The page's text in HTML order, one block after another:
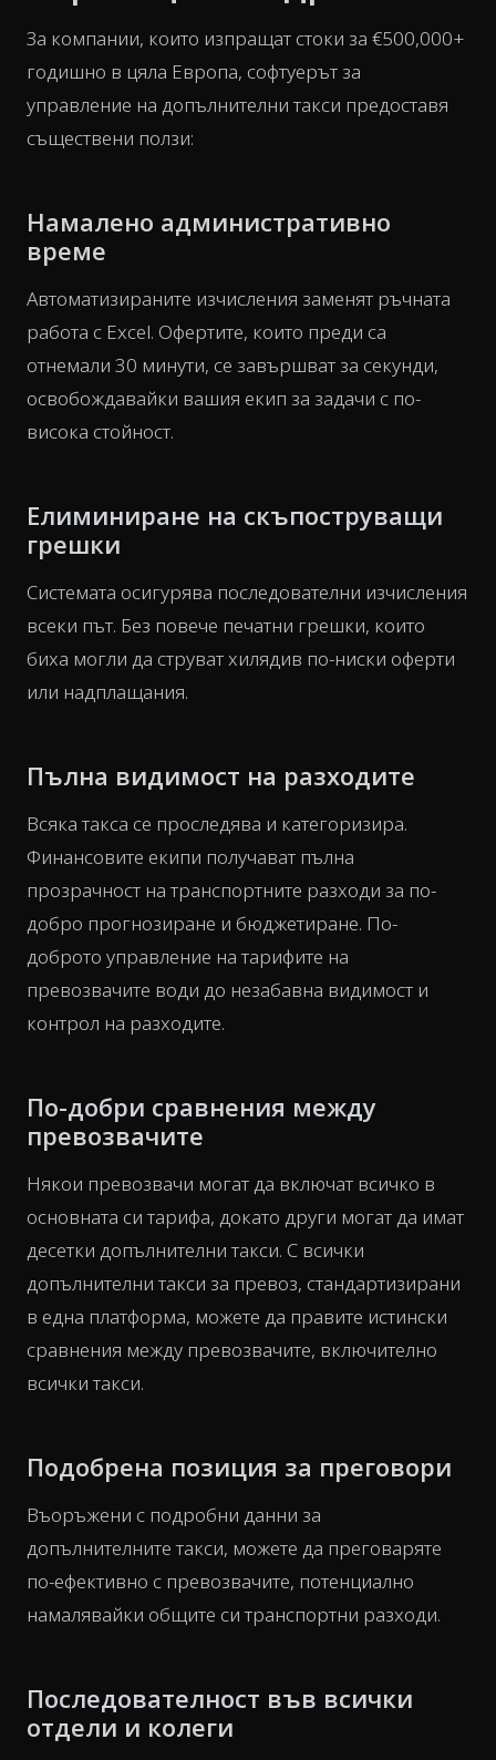
За компании, които изпращат стоки за €500,000+
годишно в цяла Европа, софтуерът за
управление на допълнителни такси предоставя
съществени ползи:
Намалено административно
време
Автоматизираните изчисления заменят ръчната
работа с Excel. Офертите, които преди са
отнемали 30 минути, се завършват за секунди,
освобождавайки вашия екип за задачи с по-
висока стойност.
Елиминиране на скъпоструващи
грешки
Системата осигурява последователни изчисления
всеки път. Без повече печатни грешки, които
биха могли да струват хилядив по-ниски оферти
или надплащания.
Пълна видимост на разходите
Всяка такса се проследява и категоризира.
Финансовите екипи получават пълна
прозрачност на транспортните разходи за по-
добро прогнозиране и бюджетиране. По-
доброто управление на тарифите на
превозвачите води до незабавна видимост и
контрол на разходите.
По-добри сравнения между
превозвачите
Някои превозвачи могат да включат всичко в
основната си тарифа, докато други могат да имат
десетки допълнителни такси. С всички
допълнителни такси за превоз, стандартизирани
в една платформа, можете да правите истински
сравнения между превозвачите, включително
всички такси.
Подобрена позиция за преговори
Въоръжени с подробни данни за
допълнителните такси, можете да преговаряте
по-ефективно с превозвачите, потенциално
намалявайки общите си транспортни разходи.
Последователност във всички
отдели и колеги